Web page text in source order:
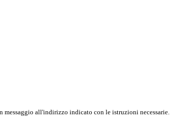
messaggio all'indirizzo indicato con le istruzioni necessarie.